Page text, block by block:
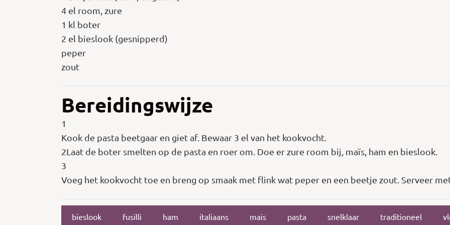
4 el room, zure
1 kl boter
2 el bieslook (gesnipperd)
peper
zout
Bereidingswijze
1
Kook de pasta beetgaar en giet af. Bewaar 3 el van het kookvocht.
2Laat de boter smelten op de pasta en roer om. Doe er zure room bij, maïs, ham en bieslook.
3
Voeg het kookvocht toe en breng op smaak met flink wat peper en een beetje zout. Serveer
bieslook fusilli ham italiaans mais pasta snelklaar traditioneel